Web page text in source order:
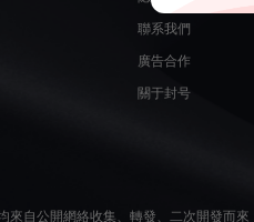
聯系我們
廣告合作
關于封号
來自公開網絡收集、轉發、二次開發而